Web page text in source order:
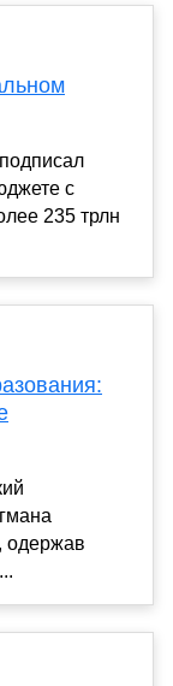
с
235 трлн
одержав